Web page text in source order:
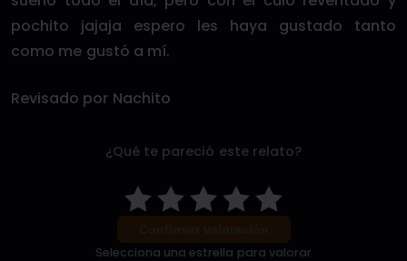
pochito jajaja espero les haya gustado tanto
como me gustó a mí.
Revisado por Nachito
¿Qué te pareció este relato?
Selecciona una estrella para valorar